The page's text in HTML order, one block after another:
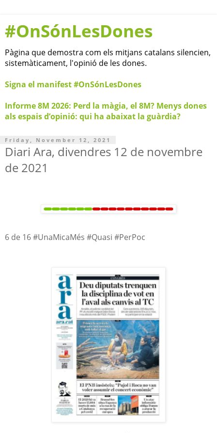
#OnSónLesDones
Pàgina que demostra com els mitjans catalans silencien,
sistemàticament, l'opinió de les dones.
Signa el manifest #OnSónLesDones
Informe 8M 2026: Perd la màgia, el 8M? Menys dones
als espais d’opinió: qui ha abaixat la guàrdia?
Friday, November 12, 2021
Diari Ara, divendres 12 de novembre
de 2021
6 de 16 #UnaMicaMés #Quasi #PerPoc